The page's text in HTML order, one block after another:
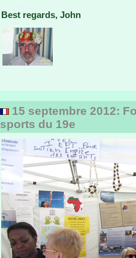
Best regards, John
15 septembre 2012:
sports du 19e